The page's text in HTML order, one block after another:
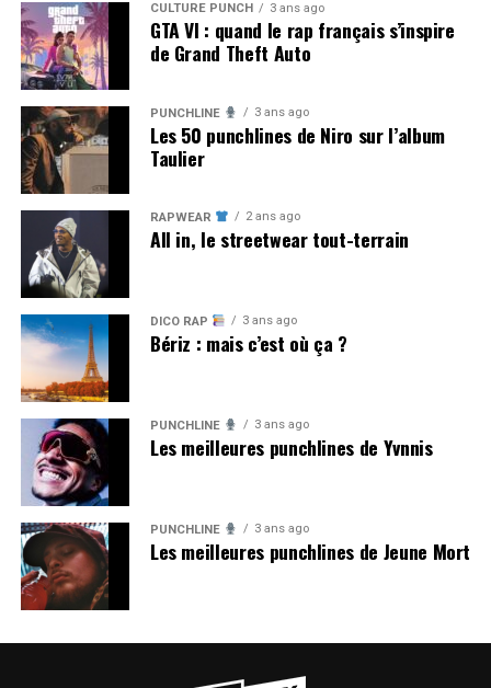
CULTURE PUNCH 3 ans ago
GTA VI : quand le rap français s’inspire
de Grand Theft Auto
PUNCHLINE 3 ans ago
Les 50 punchlines de Niro sur l’album
Taulier
RAPWEAR 2 ans ago
All in, le streetwear tout-terrain
DICO RAP 3 ans ago
Bériz : mais c’est où ça ?
PUNCHLINE 3 ans ago
Les meilleures punchlines de Yvnnis
PUNCHLINE 3 ans ago
Les meilleures punchlines de Jeune Mort